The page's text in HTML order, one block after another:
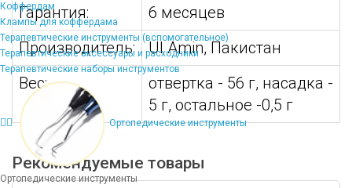
Коффердам
Клампы для коффердама
Терапевтические инструменты (вспомогательное)
Терапевтические аксессуары и расходники
Терапевтические наборы инструментов
Ортопедические инструменты
Ортопедические инструменты
Гарантия:
6 месяцев
Производитель:
Ul Amin, Пакистан
Вес:
отвертка - 56 г, насадка -
5 г, остальное -0,5 г
Рекомендуемые товары